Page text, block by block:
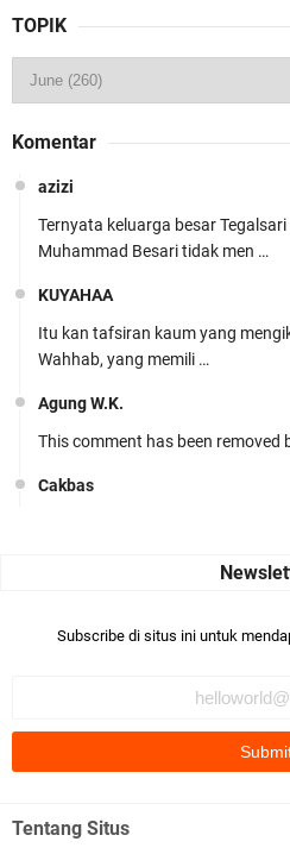
TOPIK
Komentar
azizi
Ternyata keluarga besar
Muhammad Besari tidak men …
KUYAHAA
Itu kan tafsiran kaum yang
Wahhab, yang memili …
Agung W.K.
This comment has been removed
Cakbas
Bismillaah semoga pembuat
Ada sejumlah pertanyaan kepada
Subscribe di situs ini untuk
Tentang Situs